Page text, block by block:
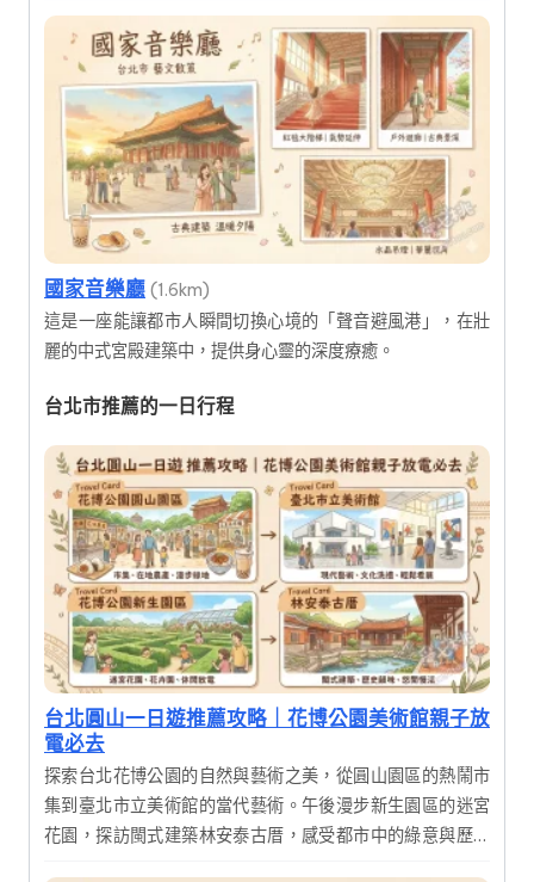
國家音樂廳 (1.6km)
這是一座能讓都市人瞬間切換心境的「聲音避風港」，在壯
麗的中式宮殿建築中，提供身心靈的深度療癒。
台北市推薦的一日行程
台北圓山一日遊推薦攻略｜花博公園美術館親子放
電必去
探索台北花博公園的自然與藝術之美，從圓山園區的熱鬧市
集到臺北市立美術館的當代藝術。午後漫步新生園區的迷宮
花園，探訪閩式建築林安泰古厝，感受都市中的綠意與歷史